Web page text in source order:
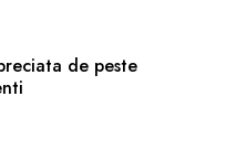
de peste